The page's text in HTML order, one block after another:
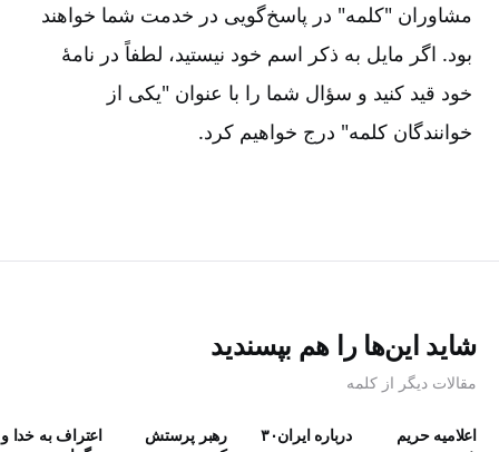
مشاوران "کلمه" در پاسخ‌گویی در خدمت شما خواهند
بود. اگر مایل به ذکر اسم خود نیستید، لطفاً در نامۀ
خود قید کنید و سؤال شما را با عنوان "یکی از
خوانندگان کلمه" درج خواهیم کرد.
شاید این‌ها را هم بپسندید
مقالات دیگر از کلمه
اعلامیه حریم
درباره ایران۳۰
رهبر پرستش
اعتراف به خدا و